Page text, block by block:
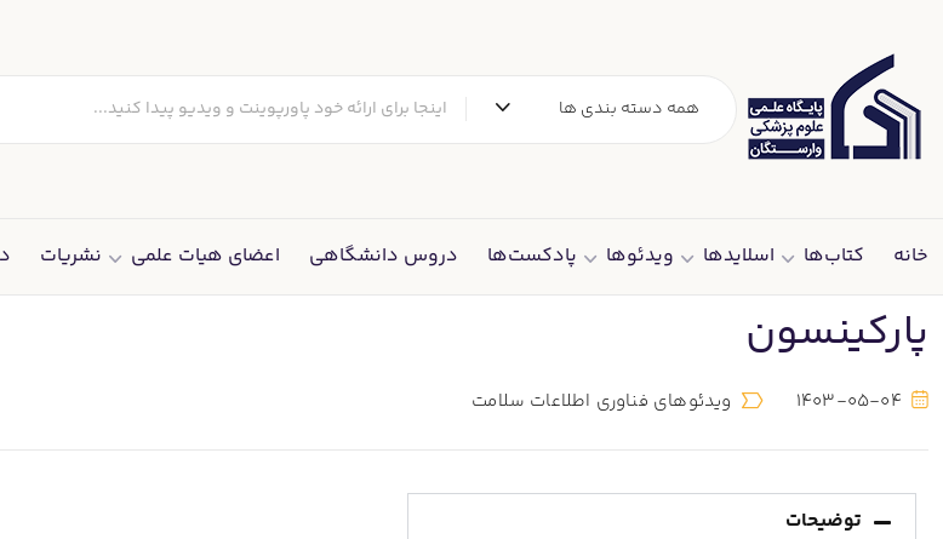
همه دسته بندی ها
خانه کتاب‌ها اسلایدها ویدئوها پادکست‌ها دروس دانشگاهی اعضای هیات علمی نشریات
پارکینسون
1403-05-04 ویدئوهای فناوری اطلاعات سلامت
توضیحات